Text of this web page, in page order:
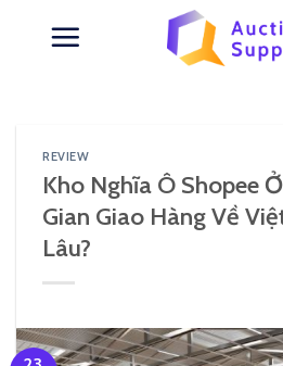
REVIEW
Kho Nghĩa Ô Shopee
Gian Giao Hàng Về
Lâu?